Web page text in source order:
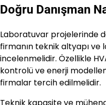
Doğru Danışman
Laboratuvar projelerinde
firmanın teknik altyapı
incelenmelidir. Özellikle
kontrolü ve enerji
firmalar tercih edilmelidir.